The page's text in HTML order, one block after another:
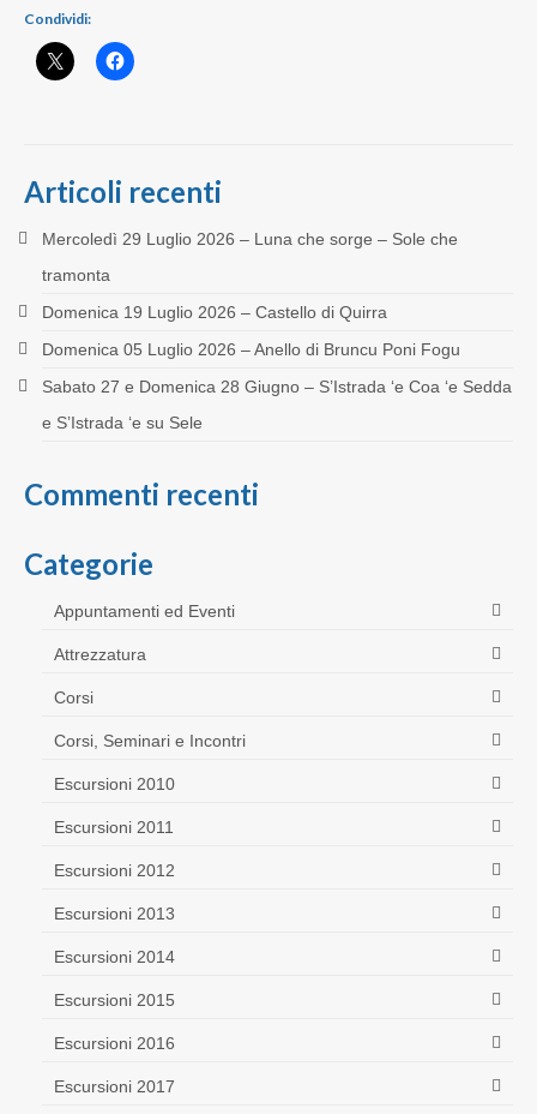
Condividi:
Articoli recenti
Mercoledì 29 Luglio 2026 – Luna che sorge – Sole che
tramonta
Domenica 19 Luglio 2026 – Castello di Quirra
Domenica 05 Luglio 2026 – Anello di Bruncu Poni Fogu
Sabato 27 e Domenica 28 Giugno – S’Istrada ‘e Coa ‘e Sedda
e S’Istrada ‘e su Sele
Commenti recenti
Categorie
Appuntamenti ed Eventi
Attrezzatura
Corsi
Corsi, Seminari e Incontri
Escursioni 2010
Escursioni 2011
Escursioni 2012
Escursioni 2013
Escursioni 2014
Escursioni 2015
Escursioni 2016
Escursioni 2017